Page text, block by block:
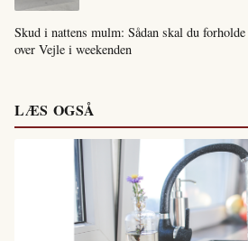
Skud i nattens mulm: Sådan skal du
over Vejle i weekenden
LÆS OGSÅ